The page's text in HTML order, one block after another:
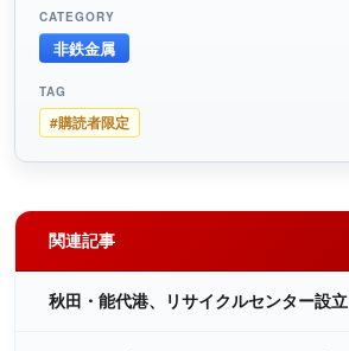
CATEGORY
非鉄金属
TAG
#購読者限定
関連記事
秋田・能代港、リサイクルセンター設立